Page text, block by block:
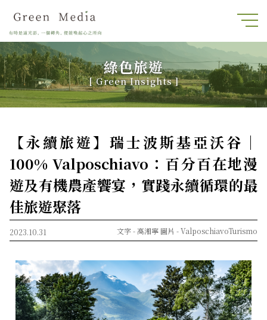
綠色旅遊
[ Green Insights ]
【永續旅遊】瑞士波斯基亞沃谷｜
100% Valposchiavo：百分百在地漫
遊及有機農產饗宴，實踐永續循環的最
佳旅遊聚落
2023.10.31 圖片 -ValposchiavoTurismo
文字 -高湘寧